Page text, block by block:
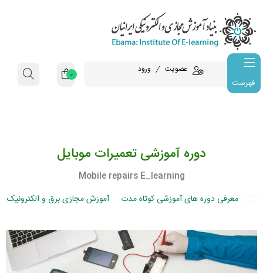
عضویت ورود 0
فهرست
دوره آموزشی تعمیرات موبایل
Mobile repairs E_learning
معرفی دوره های آموزشی کوتاه مدت
آموزش مجازی برق و الکترونیک